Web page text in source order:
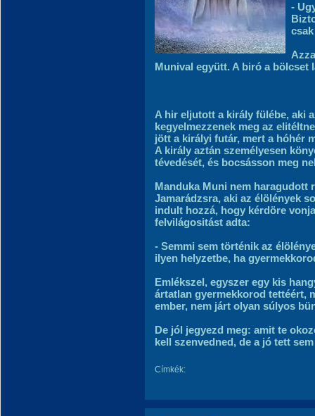
-
Munival együtt. A biró a bölcset
A hir eljutott a király fülébe, aki
kegyelmezzenek meg az
jött a királyi futár, mert a hóhér
A király aztán személyesen
tévedését, és bocsásson meg
Manduka Muni nem haragudott
Jamarádzsra, aki az élölények
indult hozzá, hogy kérdöre
felvilágositást adta:
- Semmi sem történik az
ilyen helyzetbe, ha
Emlékszel, egyszer egy kis
ártatlan gyermekkorod tettéért,
ember, nem járt olyan súlyos
De jól jegyezd meg: amit te
kell szenvedned, de a jó tett
Címkék: